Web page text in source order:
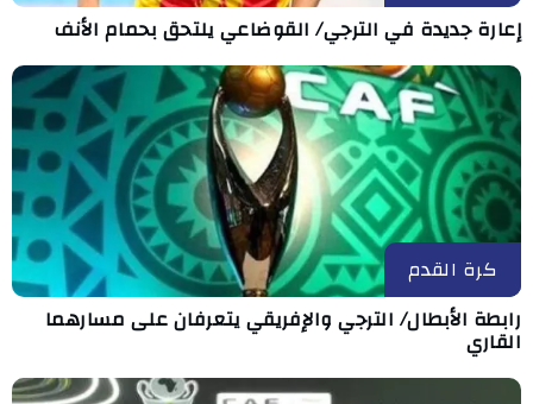
إعارة جديدة في الترجي/ القوضاعي يلتحق بحمام الأنف
كرة القدم
رابطة الأبطال/ الترجي والإفريقي يتعرفان على مسارهما
القاري